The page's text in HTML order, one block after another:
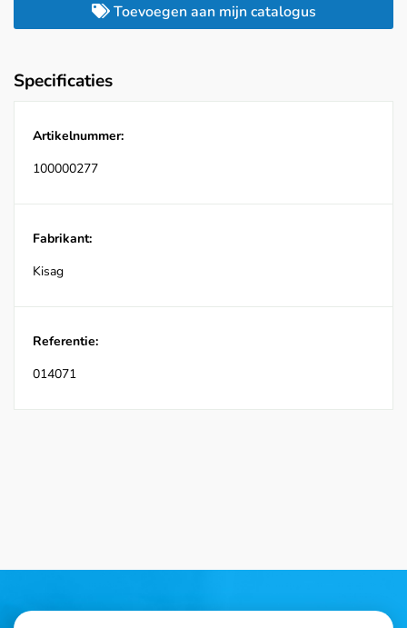
Toevoegen aan mijn catalogus
Specificaties
Artikelnummer:
100000277
Fabrikant:
Kisag
Referentie:
014071